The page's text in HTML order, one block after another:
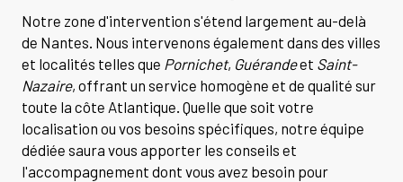
Notre zone d'intervention s'étend largement au-delà
de Nantes. Nous intervenons également dans des villes
et localités telles que Pornichet, Guérandeet Saint-
Nazaire, offrant un service homogène et de qualité sur
toute la côte Atlantique. Quelle que soit votre
localisation ou vos besoins spécifiques, notre équipe
dédiée saura vous apporter les conseils et
l'accompagnement dont vous avez besoin pour